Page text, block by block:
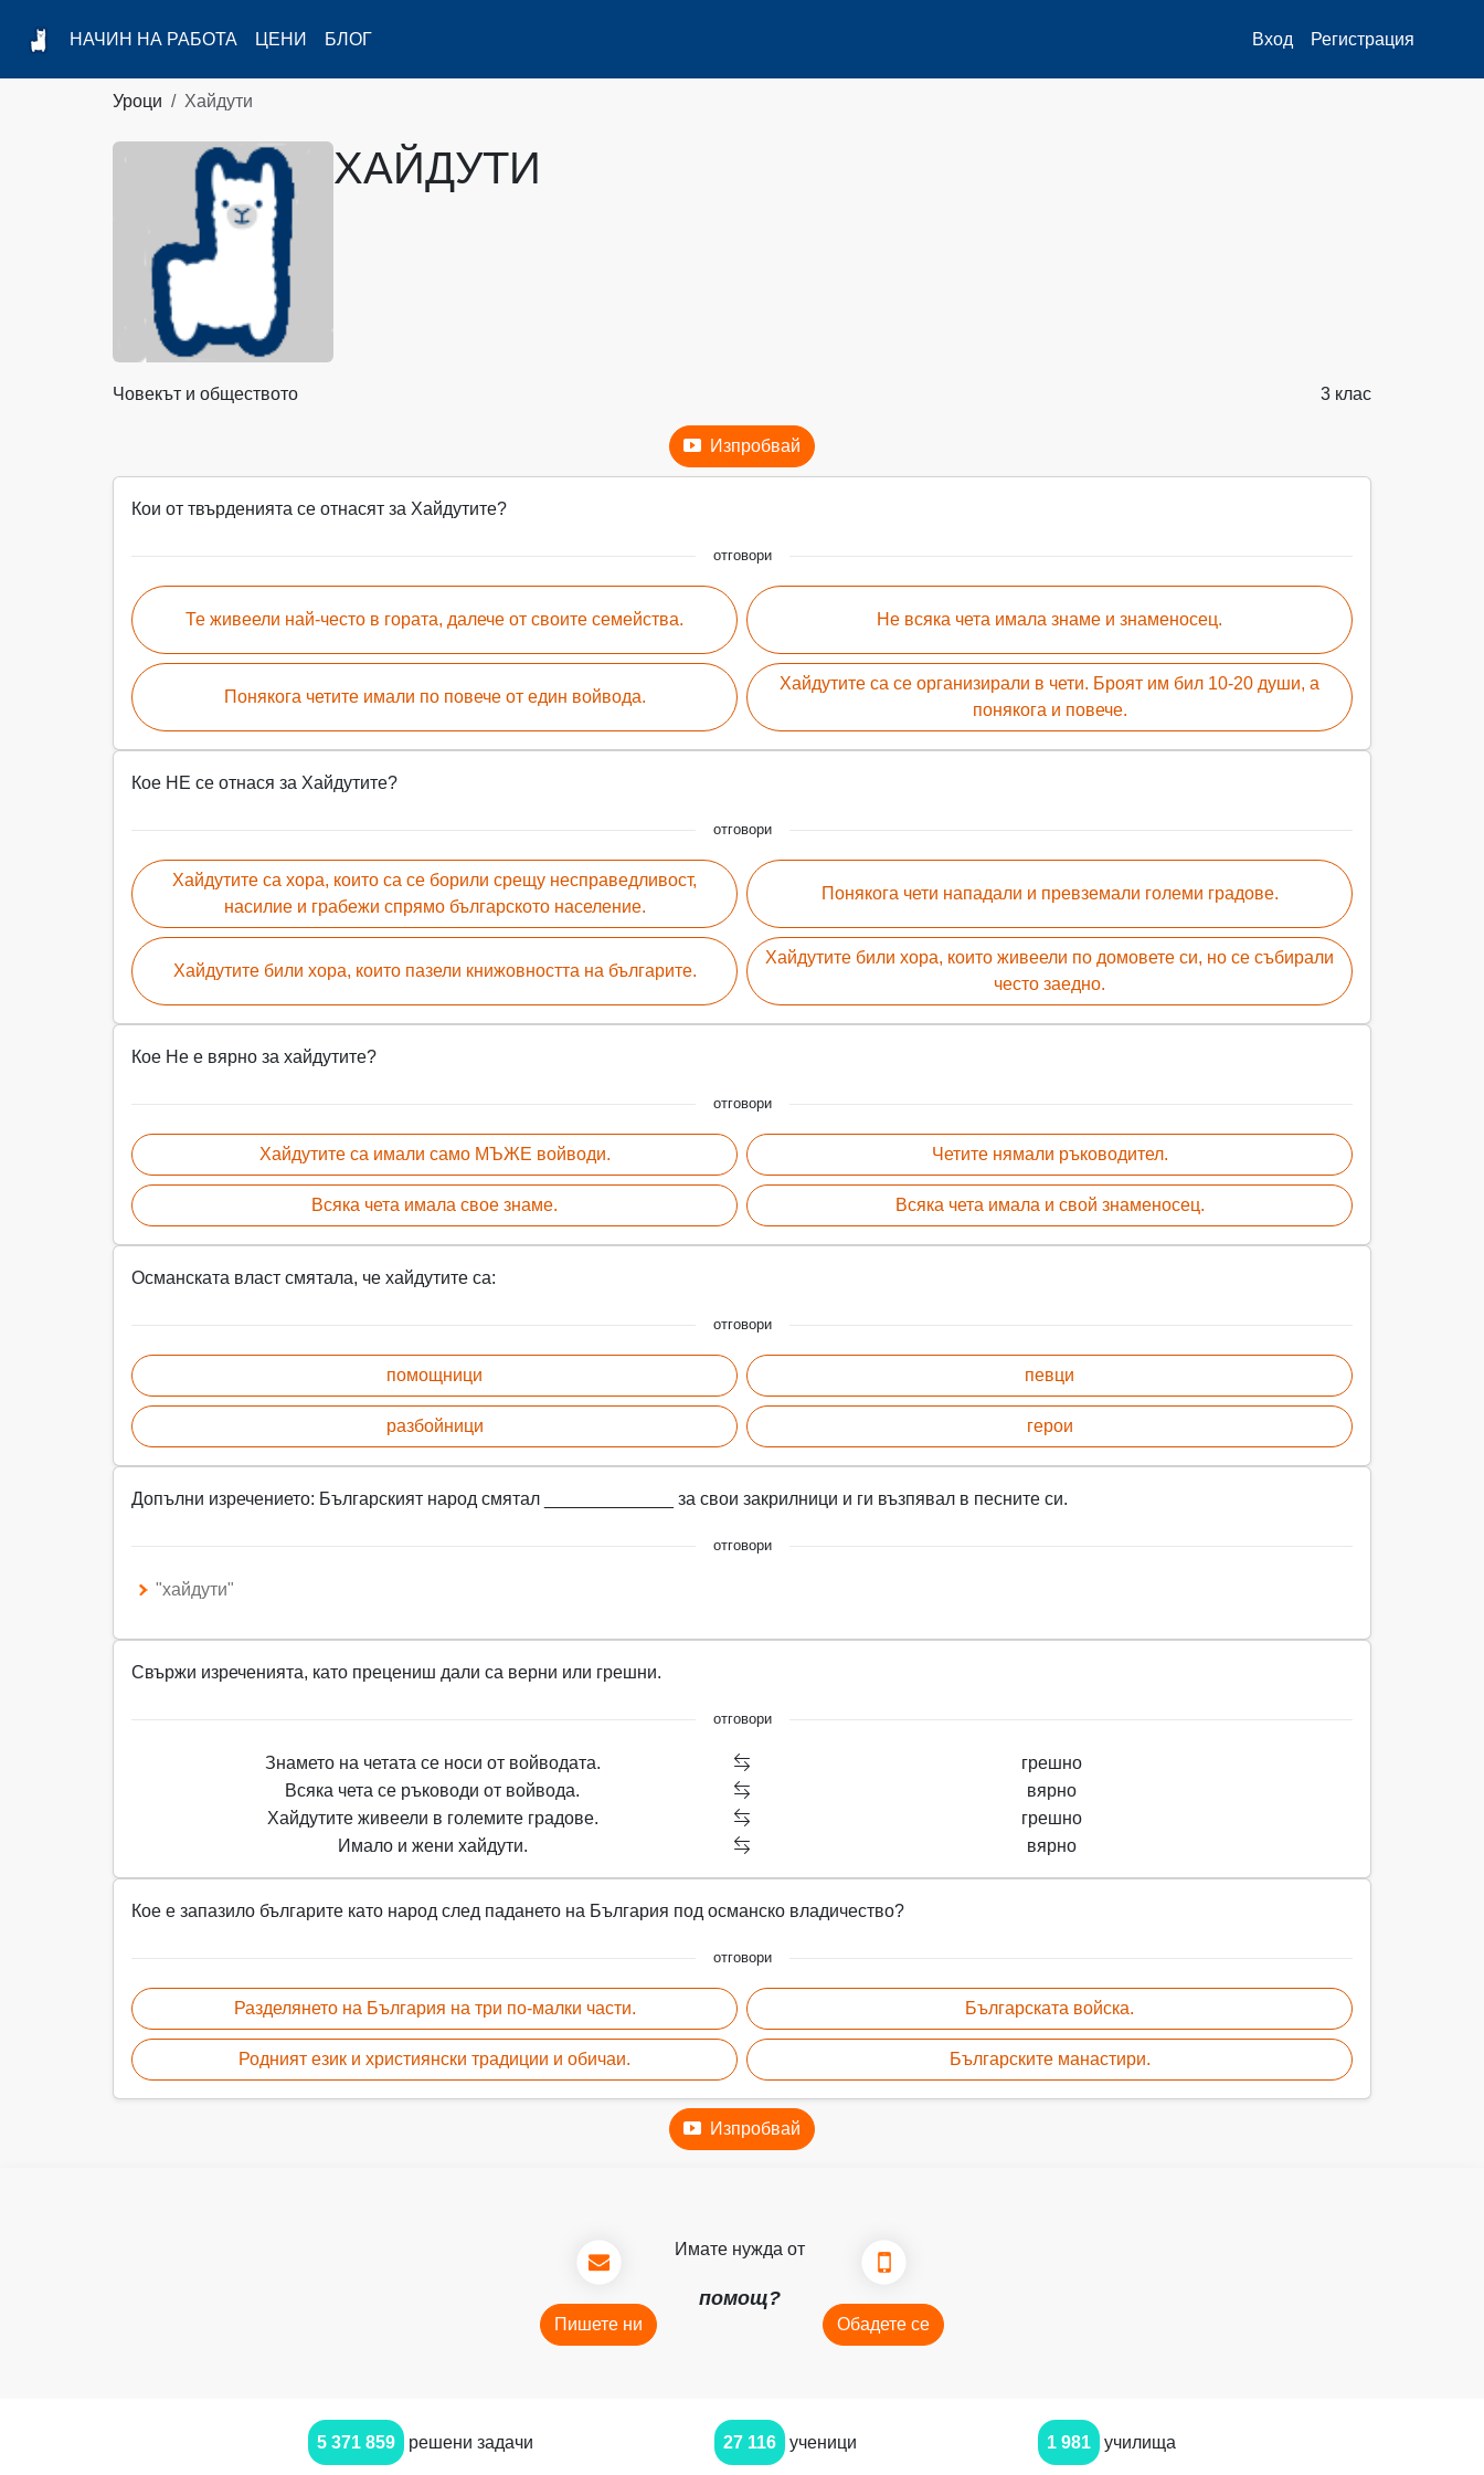
НАЧИН НА РАБОТА ЦЕНИ БЛОГ Вход Регистрация
Уроци Хайдути
ХАЙДУТИ
Човекът и обществото 3 клас
Изпробвай
Кои от твърденията се отнасят за Хайдутите?
отговори
Те живеели най-често в гората, далече от своите семейства.
Понякога четите имали по повече от един войвода.
Не всяка чета имала знаме и знаменосец.
Хайдутите са се организирали в чети. Броят им бил 10-20 души, а
понякога и повече.
Кое НЕ се отнася за Хайдутите?
отговори
Хайдутите са хора, които са се борили срещу несправедливост,
насилие и грабежи спрямо българското население.
Хайдутите били хора, които пазели книжовността на българите.
Понякога чети нападали и превземали големи градове.
Хайдутите били хора, които живеели по домовете си, но се събирали
често заедно.
Кое Не е вярно за хайдутите?
отговори
Хайдутите са имали само МЪЖЕ войводи.
Всяка чета имала свое знаме.
Четите нямали ръководител.
Всяка чета имала и свой знаменосец.
Османската власт смятала, че хайдутите са:
отговори
помощници
разбойници
певци
герои
Допълни изречението: Българският народ смятал _____________ за свои закрилници и ги възпявал в песните си.
отговори
"хайдути"
Свържи изреченията, като прецениш дали са верни или грешни.
отговори
Знамето на четата се носи от войводата.
грешно
Всяка чета се ръководи от войвода.
вярно
Хайдутите живеели в големите градове.
грешно
Имало и жени хайдути.
вярно
Кое е запазило българите като народ след падането на България под османско владичество?
отговори
Разделянето на България на три по-малки части.
Родният език и християнски традиции и обичаи.
Българската войска.
Българските манастири.
Изпробвай
Пишете ни
Имате нужда от
помощ?
Обадете се
5 371 859 решени задачи 27 116 ученици 1 981 училища